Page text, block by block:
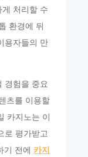
처리할 수
환경에 뒤
용자들의 만
경험을 중요
츠를 이용할
카지노는 이
로 평가받고
기 전에 카지